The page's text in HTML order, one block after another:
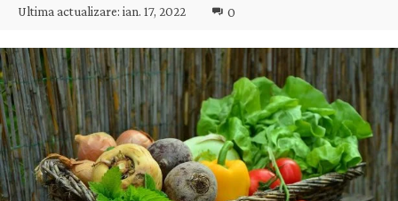
Ultima actualizare: ian. 17, 2022 0